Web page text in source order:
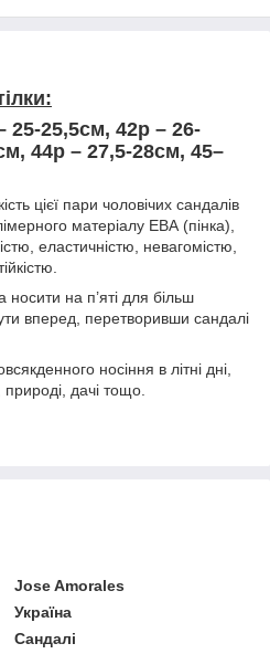
25-25,5см, 42р – 26-
44р – 27,5-28см, 45–
цієї пари чоловічих сандалів
матеріалу ЕВА (пінка),
еластичністю, невагомістю,
на п’яті для більш
вперед, перетворивши сандалі
носіння в літні дні,
природі, дачі тощо.
Jose Amorales
Україна
Сандалі